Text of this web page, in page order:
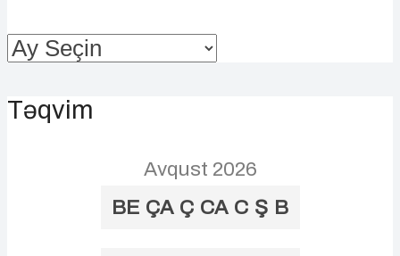
Arxivlər
Təqvim
Avqust 2026
BE ÇA Ç CA C Ş B